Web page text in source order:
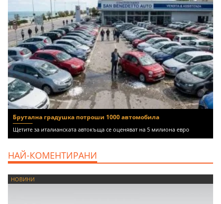
Брутална градушка потроши 1000 автомобила
Щетите за италианската автокъща се оценяват на 5 милиона евро
НАЙ-КОМЕНТИРАНИ
НОВИНИ